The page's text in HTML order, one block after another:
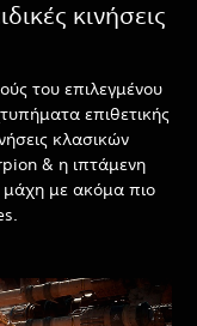
κινήσεις
του επιλεγμένου
επιθετικής
κλασικών
& η ιπτάμενη
μάχη με ακόμα πιο